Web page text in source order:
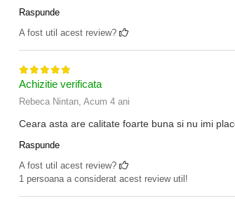
Raspunde
A fost util acest review?
Achizitie verificata
Rebeca Nintan, Acum 4 ani
Ceara asta are calitate foarte buna si nu imi
Raspunde
A fost util acest review?
1 persoana a considerat acest review util!